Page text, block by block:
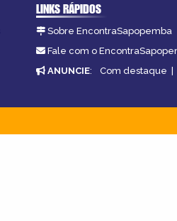
LINKS RÁPIDOS
Sobre EncontraSapopemba
Fale com o
ANUNCIE: Com destaque |